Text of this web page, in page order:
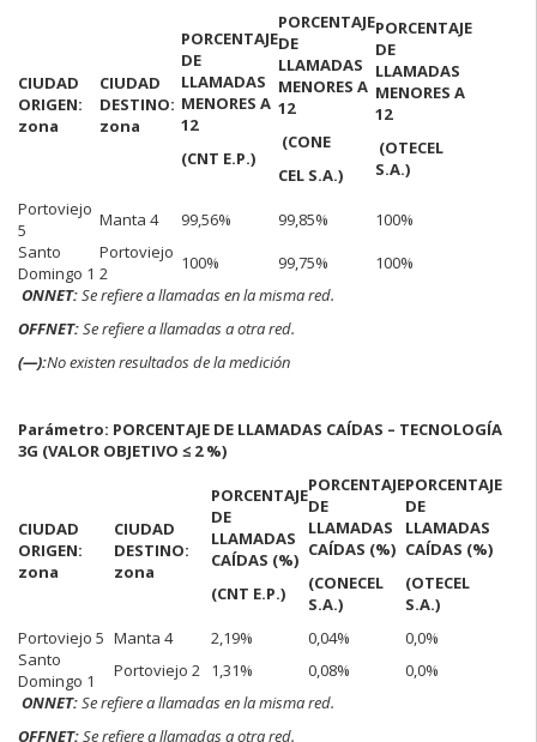
CIUDAD
ORIGEN:
zona
CIUDAD
DESTINO:
zona
PORCENTAJE
DE
LLAMADAS
MENORES A
12
(CNT E.P.)
PORCENTAJE
DE
LLAMADAS
MENORES A
12
(CONE
CEL S.A.)
PORCENTAJE
DE
LLAMADAS
MENORES A
12
(OTECEL
S.A.)
Portoviejo
5
Manta 4 99,56% 99,85%
100%
Santo
Domingo 1
Portoviejo
2
100% 99,75%
100%
ONNET:Se refiere a llamadas en la misma red.
OFFNET:Se refiere a llamadas a otra red.
(—):No existen resultados de la medición
Parámetro: PORCENTAJE DE LLAMADAS CAÍDAS – TECNOLOGÍA
3G (VALOR OBJETIVO ≤ 2 %)
CIUDAD
ORIGEN:
zona
CIUDAD
DESTINO:
zona
PORCENTAJE
DE
LLAMADAS
CAÍDAS (%)
(CNT E.P.)
PORCENTAJE
DE
LLAMADAS
CAÍDAS (%)
(CONECEL
S.A.)
PORCENTAJE
DE
LLAMADAS
CAÍDAS (%)
(OTECEL
S.A.)
Portoviejo 5 Manta 4 2,19% 0,04%
0,0%
Santo
Domingo 1
Portoviejo 2 1,31% 0,08%
0,0%
ONNET:Se refiere a llamadas en la misma red.
OFFNET:Se refiere a llamadas a otra red.